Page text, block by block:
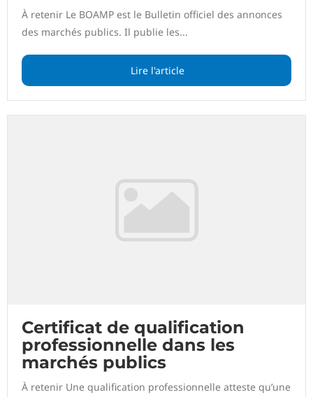
À retenir Le BOAMP est le Bulletin officiel des annonces
des marchés publics. Il publie les...
Lire l'article
Certificat de qualification
professionnelle dans les
marchés publics
À retenir Une qualification professionnelle atteste qu’une